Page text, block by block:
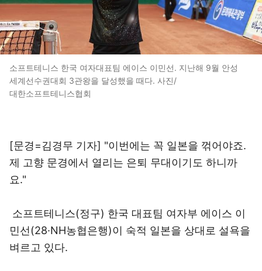
소프트테니스 한국 여자대표팀 에이스 이민선. 지난해 9월 안성
세계선수권대회 3관왕을 달성했을 때다. 사진/
대한소프트테니스협회
[문경=김경무 기자] "이번에는 꼭 일본을 꺾어야죠.
제 고향 문경에서 열리는 은퇴 무대이기도 하니까
요."
소프트테니스(정구) 한국 대표팀 여자부 에이스 이
민선(28·NH농협은행)이 숙적 일본을 상대로 설욕을
벼르고 있다.